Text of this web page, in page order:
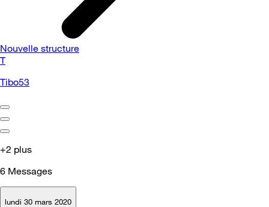
Nouvelle structure
T
Tibo53
+2 plus
6 Messages
lundi 30 mars 2020